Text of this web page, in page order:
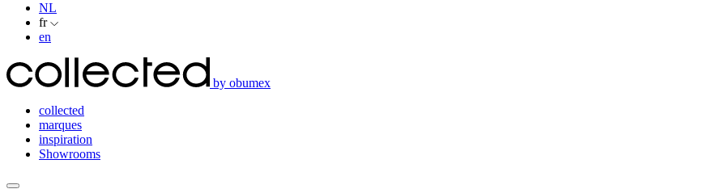
NL
fr
en
by obumex
collected
marques
inspiration
Showrooms